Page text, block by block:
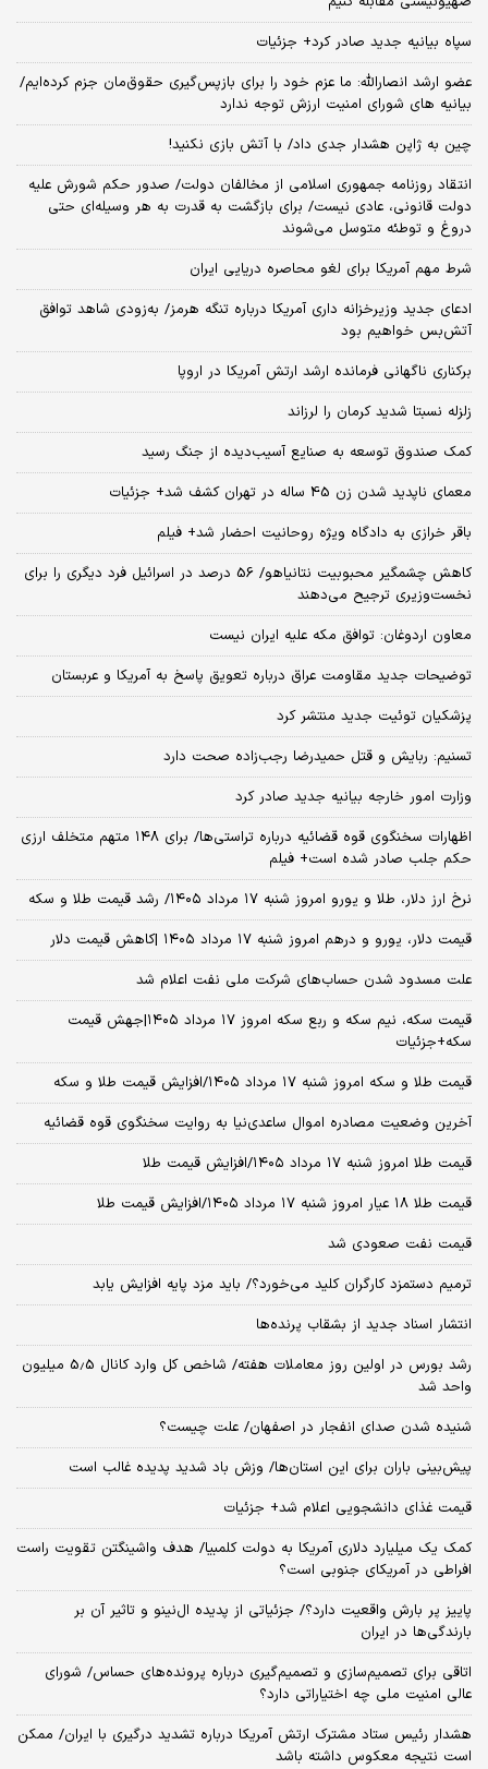
سپاه بیانیه جدید صادر کرد+ جزئیات
عضو ارشد انصارالله: ما عزم خود را برای بازپس‌گیری حقوق‌مان جزم کرده‌ایم/
بیانیه‌ های شورای امنیت ارزش توجه ندارد
چین به ژاپن هشدار جدی داد/ با آتش بازی نکنید!
انتقاد روزنامه جمهوری اسلامی از مخالفان دولت/ صدور حکم شورش علیه
دولت قانونی، عادی نیست/ برای بازگشت به قدرت به هر وسیله‌ای حتی
دروغ و توطئه متوسل می‌شوند
شرط مهم آمریکا برای لغو محاصره دریایی ایران
ادعای جدید وزیرخزانه داری آمریکا درباره تنگه هرمز/ به‌زودی شاهد توافق
آتش‌بس خواهیم بود
برکناری ناگهانی فرمانده ارشد ارتش آمریکا در اروپا
زلزله نسبتا شدید کرمان را لرزاند
کمک صندوق توسعه به صنایع آسیب‌دیده از جنگ رسید
معمای ناپدید شدن زن 45 ساله در تهران کشف شد+ جزئیات
باقر خرازی به دادگاه ویژه روحانیت احضار شد+ فیلم
کاهش چشمگیر محبوبیت نتانیاهو/ 56 درصد در اسرائیل فرد دیگری را برای
نخست‌وزیری ترجیح می‌دهند
معاون اردوغان: توافق مکه علیه ایران نیست
توضیحات جدید مقاومت عراق درباره تعویق پاسخ به آمریکا و عربستان
پزشکیان توئیت جدید منتشر کرد
تسنیم: ربایش و قتل حمیدرضا رجب‌زاده صحت دارد
وزارت امور خارجه بیانیه جدید صادر کرد
اظهارات سخنگوی قوه قضائیه درباره تراستی‌ها/ برای ۱۴۸ متهم متخلف ارزی
حکم جلب صادر شده است+ فیلم
نرخ ارز دلار، طلا و یورو امروز شنبه ۱۷ مرداد ۱۴۰۵/ رشد قیمت طلا و سکه
قیمت دلار، یورو و درهم امروز شنبه ۱۷ مرداد ۱۴۰۵ |کاهش قیمت دلار
علت مسدود شدن حساب‌های شرکت ملی نفت اعلام شد
قیمت سکه، نیم سکه و ربع سکه امروز ۱۷ مرداد ۱۴۰۵|جهش قیمت
سکه+جزئیات
قیمت طلا و سکه امروز شنبه ۱۷ مرداد ۱۴۰۵/افزایش قیمت طلا و سکه
آخرین وضعیت مصادره اموال ساعدی‌نیا به روایت سخنگوی قوه قضائیه
قیمت طلا امروز شنبه ۱۷ مرداد ۱۴۰۵/افزایش قیمت طلا
قیمت طلا ۱۸ عیار امروز شنبه ۱۷ مرداد ۱۴۰۵/افزایش قیمت طلا
قیمت نفت صعودی شد
ترمیم دستمزد کارگران کلید می‌خورد؟/ باید مزد پایه افزایش یابد
انتشار اسناد جدید از بشقاب پرنده‌ها
رشد بورس در اولین روز معاملات هفته/ شاخص کل وارد کانال 5.5 میلیون
واحد شد
شنیده شدن صدای انفجار در اصفهان/ علت چیست؟
پیش‌بینی باران برای این استان‌ها/ وزش باد شدید پدیده غالب است
قیمت غذای دانشجویی اعلام شد+ جزئیات
کمک یک میلیارد دلاری آمریکا به دولت کلمبیا/ هدف واشینگتن تقویت راست
افراطی در آمریکای جنوبی است؟
پاییز پر بارش واقعیت دارد؟/ جزئیاتی از پدیده ال‌نینو و تاثیر آن بر
بارندگی‌ها در ایران
اتاقی برای تصمیم‌سازی و تصمیم‌گیری درباره پرونده‌های حساس/ شورای
عالی امنیت ملی چه اختیاراتی دارد؟
هشدار رئیس ستاد مشترک ارتش آمریکا درباره تشدید درگیری با ایران/ ممکن
است نتیجه معکوس داشته باشد